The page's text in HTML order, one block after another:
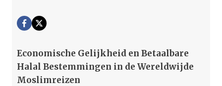
Economische Gelijkheid en Betaalbare
Halal Bestemmingen in de Wereldwijde
Moslimreizen